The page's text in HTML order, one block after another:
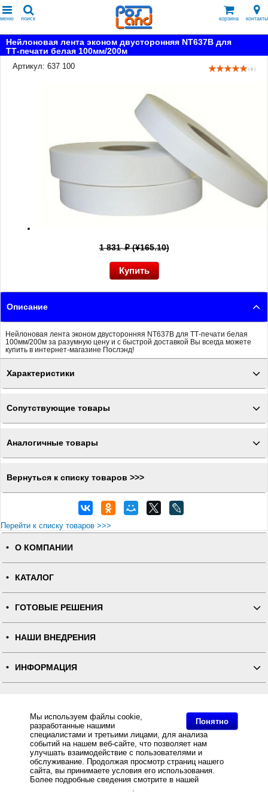
Понятно
Мы используем файлы cookie,
разработанные нашими
специалистами и третьими лицами, для анализа
событий на нашем веб-сайте, что позволяет нам
улучшать взаимодействие с пользователями и
обслуживание. Продолжая просмотр страниц нашего
сайта, вы принимаете условия его использования.
Более подробные сведения смотрите в нашей
.
меню поиск корзина контакты
Нейлоновая лента эконом двусторонняя NT637B для
ТТ-печати белая 100мм/200м
Артикул: 637 100
( 8 )
1 831p(¥165.10)
Описание
Нейлоновая лента эконом двусторонняя NT637B для ТТ-печати белая
100мм/200м за разумную цену и с быстрой доставкой Вы всегда можете
купить в интернет-магазине Послэнд!
Характеристики
Сопутствующие товары
Аналогичные товары
Вернуться к списку товаров >>>
Перейти к списку товаров >>>
О КОМПАНИИ
КАТАЛОГ
ГОТОВЫЕ РЕШЕНИЯ
НАШИ ВНЕДРЕНИЯ
ИНФОРМАЦИЯ
ПОЛНАЯ ВЕРСИЯ
Интернет-магазин "ПОСЛЭНД" - торгового оборудования, оборудования для автоматизации общепита и
торговли, расходных материалов
Все права защищены, ООО "ПОСЛЭНД" © 2008-2026.
Политика конфиденциальности
Основное: Нейлоновая лента эконом двусторонняя NT637B для ТТ-печати белая 100мм/200м купить с
доставкой по всей России, самовывоз из Москвы, Нейлоновая лента эконом двусторонняя NT637B для
ТТ-печати белая 100мм/200м, Нейлоновая лента эконом двусторонняя NT637B для ТТ-печати белая